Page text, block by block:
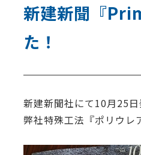
新建新聞『
た！
新建新聞社にて10月25
弊社特殊工法『ポリウレ